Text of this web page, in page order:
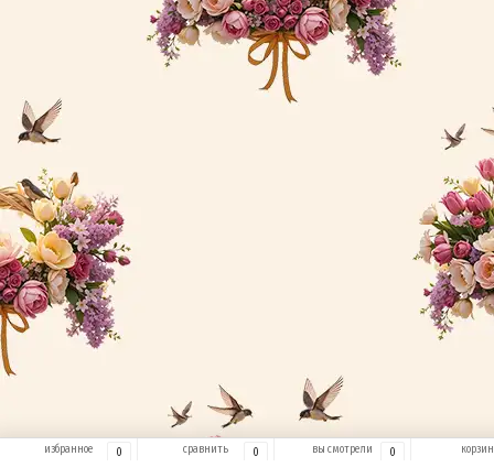
0
избранное 0
сравнить 0
вы смотрели